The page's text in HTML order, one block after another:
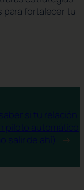
para fortalecer tu
si tu relación
piloto automático
salir de ahí)
→